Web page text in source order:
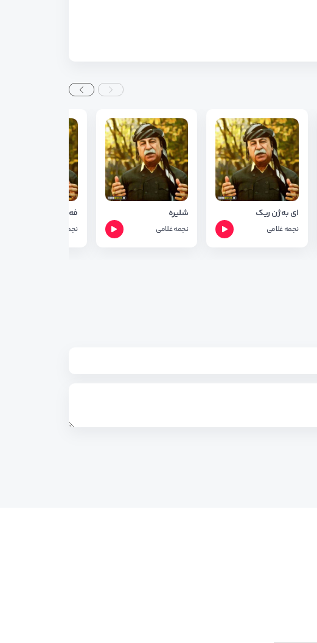
ای به ژن ریک
نجمه غلامی
شلیره
نجمه غلامی
فه ره نجی پوش
نجمه غلامی